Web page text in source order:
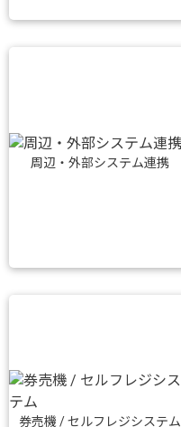
周辺・外部システム連携
券売機 / セルフレジシステム